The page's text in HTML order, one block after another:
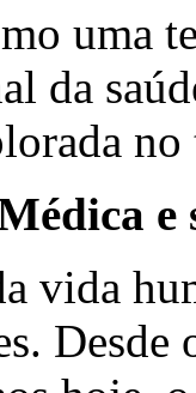
uma
da
e
vida